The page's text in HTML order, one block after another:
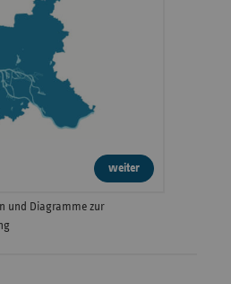
weiter
und Diagramme zur